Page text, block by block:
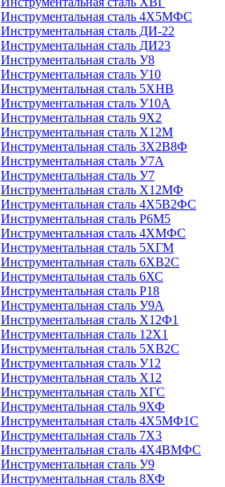
Инструментальная сталь 4Х5МФС
Инструментальная сталь ДИ-22
Инструментальная сталь ДИ23
Инструментальная сталь У8
Инструментальная сталь У10
Инструментальная сталь 5ХНВ
Инструментальная сталь У10А
Инструментальная сталь 9Х2
Инструментальная сталь Х12М
Инструментальная сталь 3Х2В8Ф
Инструментальная сталь У7А
Инструментальная сталь У7
Инструментальная сталь Х12МФ
Инструментальная сталь 4Х5В2ФС
Инструментальная сталь Р6М5
Инструментальная сталь 4ХМФС
Инструментальная сталь 5ХГМ
Инструментальная сталь 6ХВ2С
Инструментальная сталь 6ХС
Инструментальная сталь Р18
Инструментальная сталь У9А
Инструментальная сталь Х12Ф1
Инструментальная сталь 12Х1
Инструментальная сталь 5ХВ2С
Инструментальная сталь У12
Инструментальная сталь Х12
Инструментальная сталь ХГС
Инструментальная сталь 9ХФ
Инструментальная сталь 4Х5МФ1С
Инструментальная сталь 7Х3
Инструментальная сталь 4Х4ВМФС
Инструментальная сталь У9
Инструментальная сталь 8ХФ